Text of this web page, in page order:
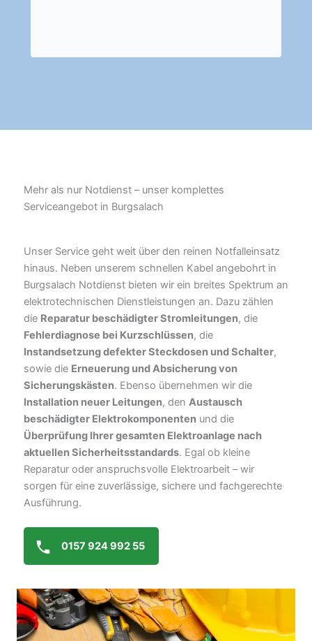
Mehr als nur Notdienst – unser komplettes
Serviceangebot in Burgsalach
Unser Service geht weit über den reinen Notfalleinsatz
hinaus. Neben unserem schnellen Kabel angebohrt in
Burgsalach Notdienst bieten wir ein breites Spektrum an
elektrotechnischen Dienstleistungen an. Dazu zählen
die Reparatur beschädigter Stromleitungen, die
Fehlerdiagnose bei Kurzschlüssen, die
Instandsetzung defekter Steckdosen und Schalter,
sowie die Erneuerung und Absicherung von
Sicherungskästen. Ebenso übernehmen wir die
Installation neuer Leitungen, den Austausch
beschädigter Elektrokomponenten und die
Überprüfung Ihrer gesamten Elektroanlage nach
aktuellen Sicherheitsstandards. Egal ob kleine
Reparatur oder anspruchsvolle Elektroarbeit – wir
sorgen für eine zuverlässige, sichere und fachgerechte
Ausführung.
0157 924 992 55